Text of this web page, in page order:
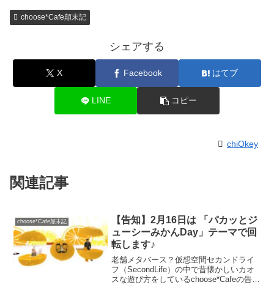
choose*Cafe顛末記
シェアする
X Facebook はてブ
LINE コピー
chiOkey
関連記事
choose*Cafe顛末記
【告知】2月16日は 「パカッとジ
ューシーみかんDay」テーマで回
転します♪
老舗メタバース？仮想空間セカンドライ
フ（SecondLife）の中で昔懐かしいカオ
スな遊び方をしているchoose*Cafeの告知